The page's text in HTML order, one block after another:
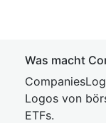
Was macht
Logos von
ETFs.